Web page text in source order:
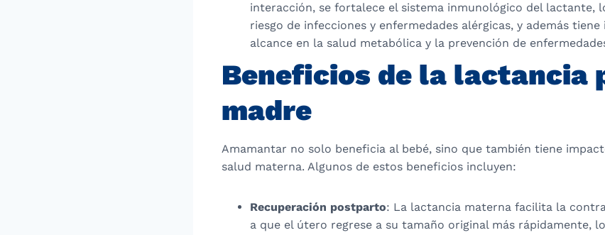
interacción, se fortalece el sistema inmunológico del lactante,
riesgo de infecciones y enfermedades alérgicas, y además
alcance en la salud metabólica y la prevención de
Beneficios de la lactancia
madre
Amamantar no solo beneficia al bebé, sino que también tiene
salud materna. Algunos de estos beneficios incluyen:
Recuperación postparto: La lactancia materna facilita la
a que el útero regrese a su tamaño original más rápidamente,